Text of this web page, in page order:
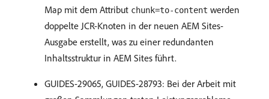
Map mit dem Attribut chunk=to-content werden
doppelte JCR-Knoten in der neuen AEM Sites-
Ausgabe erstellt, was zu einer redundanten
Inhaltsstruktur in AEM Sites führt.
GUIDES-29065, GUIDES-28793: Bei der Arbeit mit